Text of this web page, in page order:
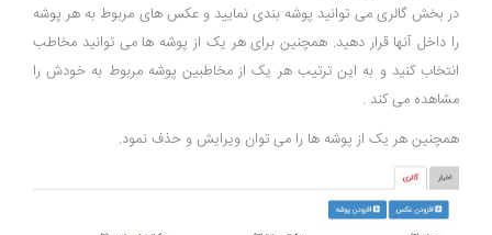
در بخش گالری می توانید پوشه بندی نمایید و عکس های مربوط به هر پوشه
را داخل آنها قرار دهید. همچنین برای هر یک از پوشه ها می توانید مخاطب
انتخاب کنید و به این ترتیب هر یک از مخاطبین پوشه مربوط به خودش را
مشاهده می کند .
همچنین هر یک از پوشه ها را می توان ویرایش و حذف نمود.